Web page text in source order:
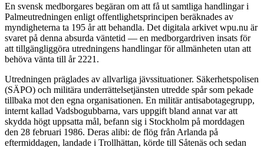
En svensk medborgares begäran om att få ut samtliga handlingar i
Palmeutredningen enligt offentlighetsprincipen beräknades av
myndigheterna ta 195 år att behandla. Det digitala arkivet wpu.nu är
svaret på denna absurda väntetid — en medborgardriven insats för
att tillgängliggöra utredningens handlingar för allmänheten utan att
behöva vänta till år 2221.
Utredningen präglades av allvarliga jävssituationer. Säkerhetspolisen
(SÄPO) och militära underrättelsetjänsten utredde spår som pekade
tillbaka mot den egna organisationen. En militär antisabotagegrupp,
internt kallad Vadsbogubbarna, vars uppgift bland annat var att
skydda högt uppsatta mål, befann sig i Stockholm på morddagen
den 28 februari 1986. Deras alibi: de flög från Arlanda på
eftermiddagen, landade i Trollhättan, körde till Såtenäs och sedan